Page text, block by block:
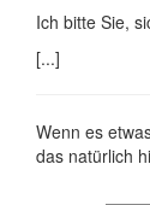
Ich bitte Sie,
[...]
Wenn es
das natürlich